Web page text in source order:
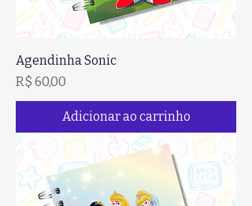
Agendinha Sonic
Preço
R$ 60,00
Adicionar ao carrinho